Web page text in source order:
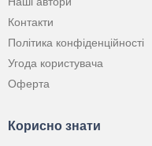
Контакти
Політика конфіденційності
Угода користувача
Оферта
Корисно знати